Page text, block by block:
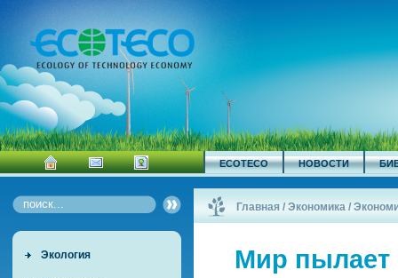
ECOTECO НОВОСТИ
Экология
Главная /Экономика /
Мир пылает